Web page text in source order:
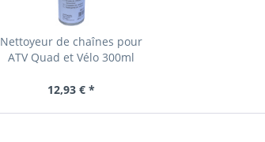
Nettoyeur de chaînes pour
ATV Quad et Vélo 300ml
12,93 € *